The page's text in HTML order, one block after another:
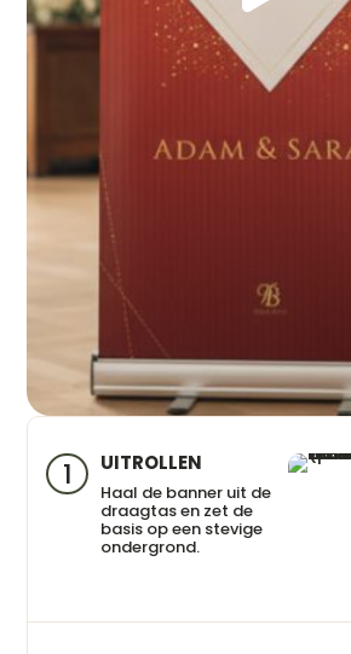
1 UITROLLEN
Haal de banner uit de
draagtas en zet de
basis op een stevige
ondergrond.